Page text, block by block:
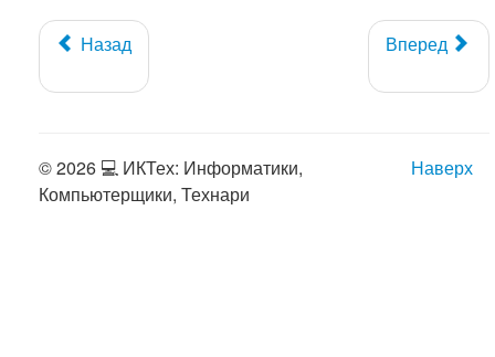
Назад Вперед
Наверх
© 2026 💻 ИКТех: Информатики,
Компьютерщики, Технари